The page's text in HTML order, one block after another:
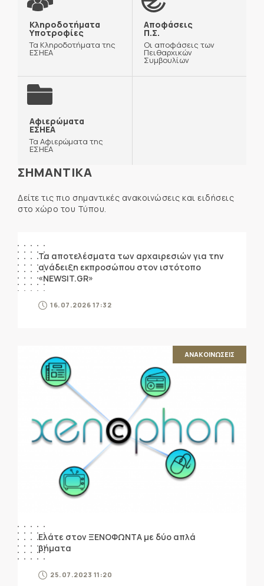
Κληροδοτήματα
Υποτροφίες
Τα Κληροδοτήματα της
ΕΣΗΕΑ
Αποφάσεις
Π.Σ.
Οι αποφάσεις των
Πειθαρχικών
Συμβουλίων
Αφιερώματα
ΕΣΗΕΑ
Τα Αφιερώματα της
ΕΣΗΕΑ
ΣΗΜΑΝΤΙΚΑ
Δείτε τις πιο σημαντικές ανακοινώσεις και ειδήσεις
στο χώρο του Τύπου.
Τα αποτελέσματα των αρχαιρεσιών για την
ανάδειξη εκπροσώπου στον ιστότοπο
«NEWSIT.GR»
16.07.2026 17:32
ΑΝΑΚΟΙΝΩΣΕΙΣ
Ελάτε στον ΞΕΝΟΦΩΝΤΑ με δύο απλά
βήματα
25.07.2023 11:20